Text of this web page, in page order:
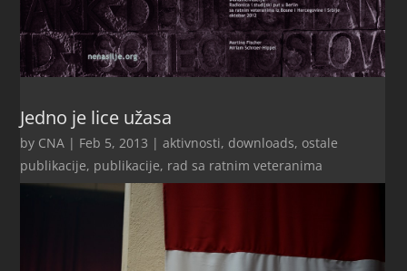
Jedno je lice užasa
by CNA | Feb 5, 2013 |aktivnosti, downloads, ostale
publikacije, publikacije, rad sa ratnim veteranima